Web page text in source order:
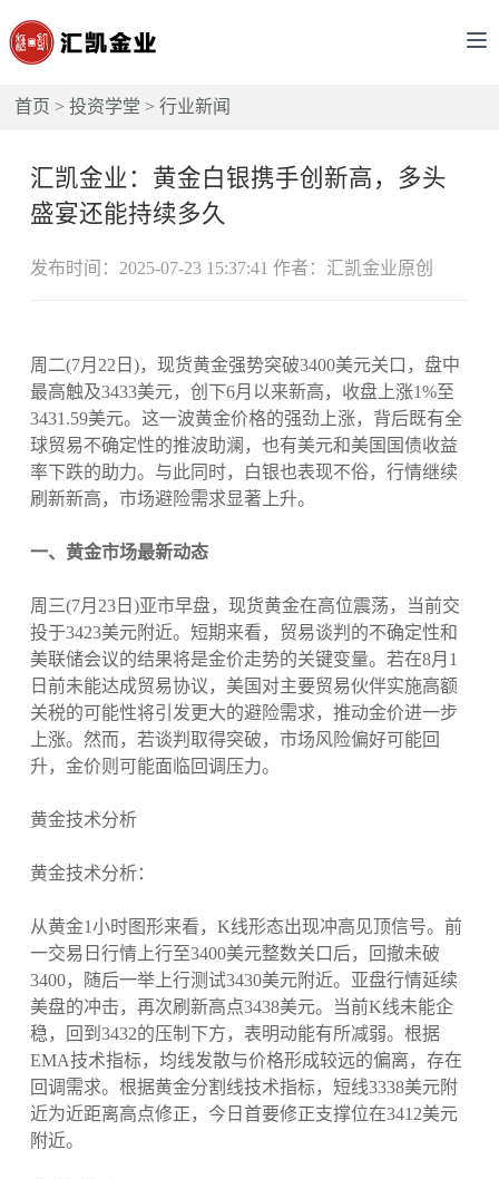
首页 >投资学堂 >行业新闻
汇凯金业：黄金白银携手创新高，多头
盛宴还能持续多久
发布时间：2025-07-23 15:37:41 作者：汇凯金业原创
周二(7月22日)，现货黄金强势突破3400美元关口，盘中
最高触及3433美元，创下6月以来新高，收盘上涨1%至
3431.59美元。这一波黄金价格的强劲上涨，背后既有全
球贸易不确定性的推波助澜，也有美元和美国国债收益
率下跌的助力。与此同时，白银也表现不俗，行情继续
刷新新高，市场避险需求显著上升。
一、黄金市场最新动态
周三(7月23日)亚市早盘，现货黄金在高位震荡，当前交
投于3423美元附近。短期来看，贸易谈判的不确定性和
美联储会议的结果将是金价走势的关键变量。若在8月1
日前未能达成贸易协议，美国对主要贸易伙伴实施高额
关税的可能性将引发更大的避险需求，推动金价进一步
上涨。然而，若谈判取得突破，市场风险偏好可能回
升，金价则可能面临回调压力。
黄金技术分析
黄金技术分析：
从黄金1小时图形来看，K线形态出现冲高见顶信号。前
一交易日行情上行至3400美元整数关口后，回撤未破
3400，随后一举上行测试3430美元附近。亚盘行情延续
美盘的冲击，再次刷新高点3438美元。当前K线未能企
稳，回到3432的压制下方，表明动能有所减弱。根据
EMA技术指标，均线发散与价格形成较远的偏离，存在
回调需求。根据黄金分割线技术指标，短线3338美元附
近为近距离高点修正，今日首要修正支撑位在3412美元
附近。